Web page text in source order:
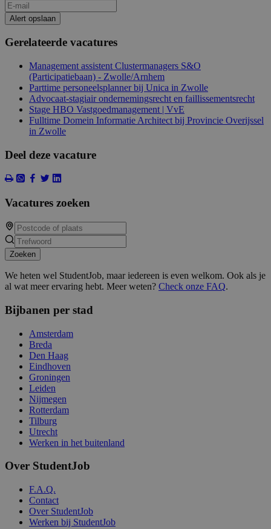
Alert opslaan
Gerelateerde vacatures
Management assistent Clustermanagers S&O
(Participatiebaan) - Zwolle/Arnhem
Parttime personeelsplanner bij Unica in Zwolle
Advocaat-stagiair ondernemingsrecht en faillissementsrecht
Stage HBO Vastgoedmanagement | VvE
Fulltime Domein Informatie Architect bij Provincie Overijssel
in Zwolle
Deel deze vacature
Vacatures zoeken
Zoeken
We heten wel StudentJob, maar iedereen is even welkom. Ook als je
al wat meer ervaring hebt. Meer weten? Check onze FAQ.
Bijbanen per stad
Amsterdam
Breda
Den Haag
Eindhoven
Groningen
Leiden
Nijmegen
Rotterdam
Tilburg
Utrecht
Werken in het buitenland
Over StudentJob
F.A.Q.
Contact
Over StudentJob
Werken bij StudentJob